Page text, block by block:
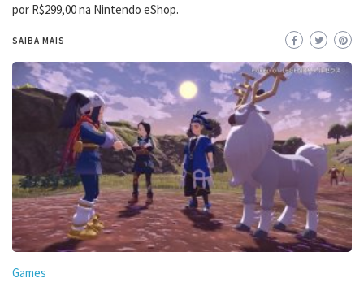
por R$299,00 na Nintendo eShop.
SAIBA MAIS
Games